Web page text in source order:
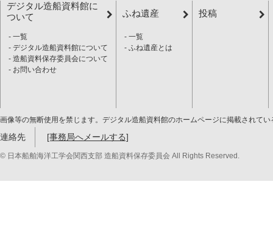
デジタル造船資料館に
ついて
一覧
デジタル造船資料館について
造船資料保存委員会について
お問い合わせ
ふね遺産
一覧
ふね遺産とは
投稿
画像等の無断使用を禁じます。デジタル造船資料館のホームページに掲載されて
連絡先 [事務局へメールする]
© 日本船舶海洋工学会関西支部 造船資料保存委員会 All Rights Reserved.